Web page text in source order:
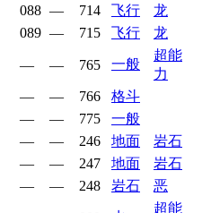
088 — 714 飞行
龙
089 — 715 飞行 龙
— — 765 一般
超能
力
— — 766
格斗
— — 775
一般
— — 246 地面
岩石
— — 247 地面
岩石
— — 248 岩石 恶
超能